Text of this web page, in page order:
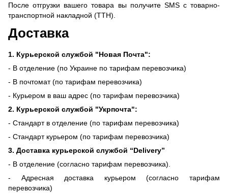
После отгрузки вашего товара вы получите SMS с товарно-
транспортной накладной (ТТН).
Доставка
1. Курьерской службой "Новая Почта":
- В отделение (по Украине по тарифам перевозчика)
- В почтомат (по тарифам перевозчика)
- Курьером в ваш адрес (по тарифам перевозчика)
2. Курьерской службой "Укрпочта":
- Стандарт в отделение (по тарифам перевозчика)
- Стандарт курьером (по тарифам перевозчика)
3. Доставка курьерской службой “Delivery”
- В отделение (согласно тарифам перевозчика).
- Адресная доставка курьером (согласно тарифам
перевозчика)